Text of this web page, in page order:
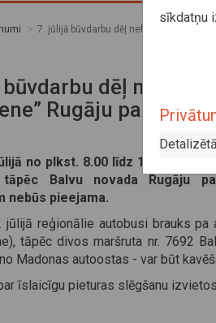
7. jūlijā būvdarbu dēļ nebūs pieejama
dēļ nebūs
Rugāju pagastā
no plkst. 8.00 līdz 17.00
tāpēc Balvu novada Rugāju
nebūs pieejama.
reģionālie autobusi brauks pa
tāpēc divos maršruta nr. 7692
Madonas autoostas - var būt
īslaicīgu pieturas slēgšanu
sīkdatņu